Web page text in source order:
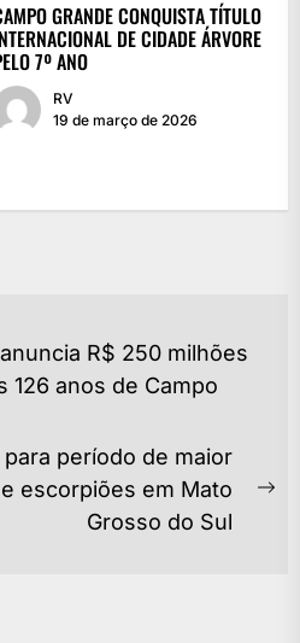
GRANDE CONQUISTA TÍTULO
DE CIDADE ÁRVORE
7º ANO
RV
19 de março de 2026
R$ 250 milhões
126 anos de Campo
para período de maior
escorpiões em Mato
Grosso do Sul